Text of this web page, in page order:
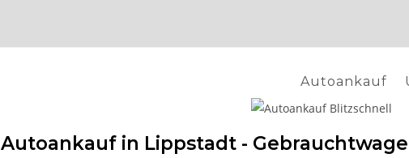
Autoankauf
Autoankauf in Lippstadt -